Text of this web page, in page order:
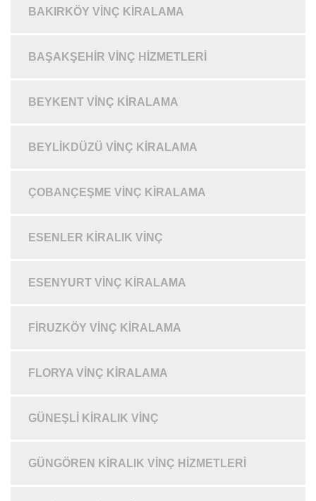
BAKIRKÖY VINÇ KIRALAMA
BAŞAKŞEHIR VINÇ HIZMETLERI
BEYKENT VINÇ KIRALAMA
BEYLIKDÜZÜ VINÇ KIRALAMA
ÇOBANÇEŞME VINÇ KIRALAMA
ESENLER KIRALIK VINÇ
ESENYURT VINÇ KIRALAMA
FIRUZKÖY VINÇ KIRALAMA
FLORYA VINÇ KIRALAMA
GÜNEŞLI KIRALIK VINÇ
GÜNGÖREN KIRALIK VINÇ HIZMETLERI